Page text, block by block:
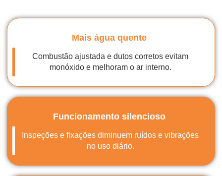
Mais água quente
Combustão ajustada e dutos corretos evitam
monóxido e melhoram o ar interno.
Funcionamento silencioso
Inspeções e fixações diminuem ruídos e vibrações
no uso diário.